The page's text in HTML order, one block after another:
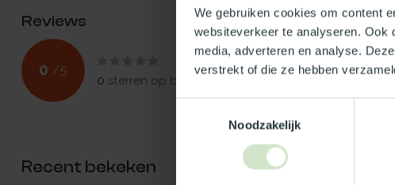
We gebruiken cookies om content
websiteverkeer te analyseren. Ook
media, adverteren en analyse.
verstrekt of die ze hebben
Noodzakelijk
Reviews
0 /5
0 sterren op basis van
Recent bekeken